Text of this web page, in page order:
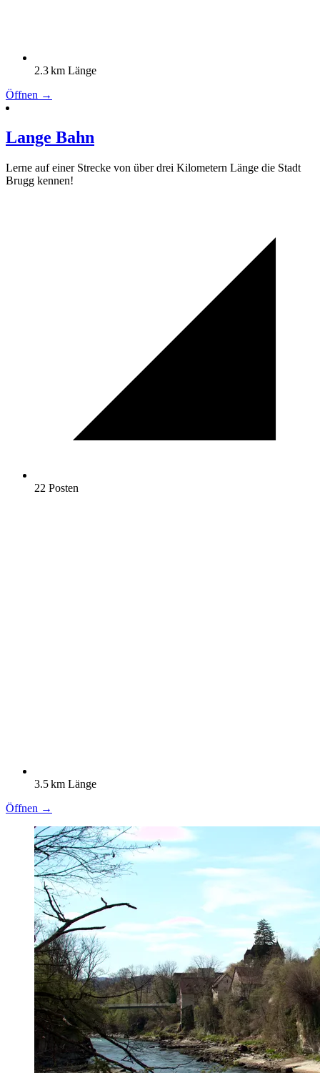
2.3 km Länge
Öffnen →
Lange Bahn
Lerne auf einer Strecke von über drei Kilometern Länge die Stadt
Brugg kennen!
22 Posten
3.5 km Länge
Öffnen →